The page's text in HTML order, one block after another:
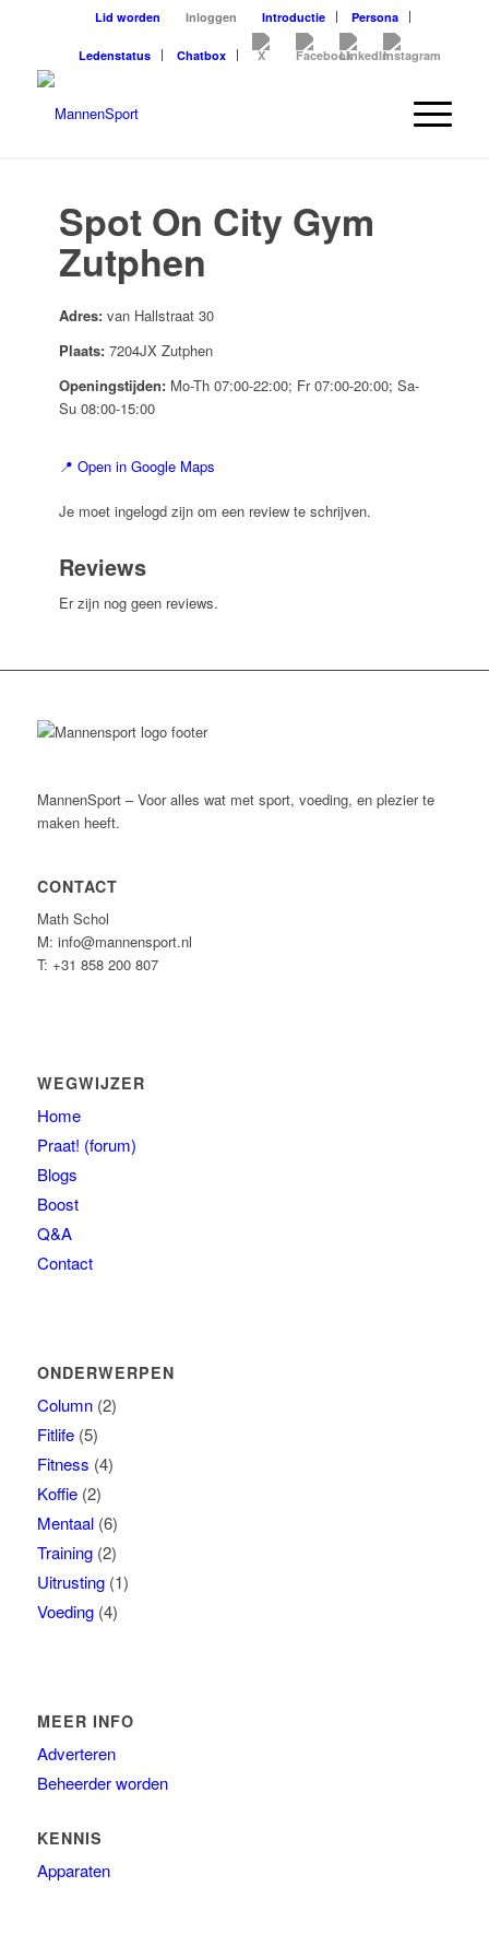
Lid worden Inloggen Introductie Persona
Ledenstatus Chatbox
Spot On City Gym
Zutphen
Adres:van Hallstraat 30
Plaats:7204JX Zutphen
Openingstijden:Mo-Th 07:00-22:00; Fr 07:00-20:00; Sa-
Su 08:00-15:00
📍 Open in Google Maps
Je moet ingelogd zijn om een review te schrijven.
Reviews
Er zijn nog geen reviews.
MannenSport – Voor alles wat met sport, voeding, en plezier te
maken heeft.
CONTACT
Math Schol
M: info@mannensport.nl
T: +31 858 200 807
WEGWIJZER
Home
Praat! (forum)
Blogs
Boost
Q&A
Contact
ONDERWERPEN
Column(2)
Fitlife(5)
Fitness (4)
Koffie(2)
Mentaal(6)
Training(2)
Uitrusting(1)
Voeding(4)
MEER INFO
Adverteren
Beheerder worden
KENNIS
Apparaten